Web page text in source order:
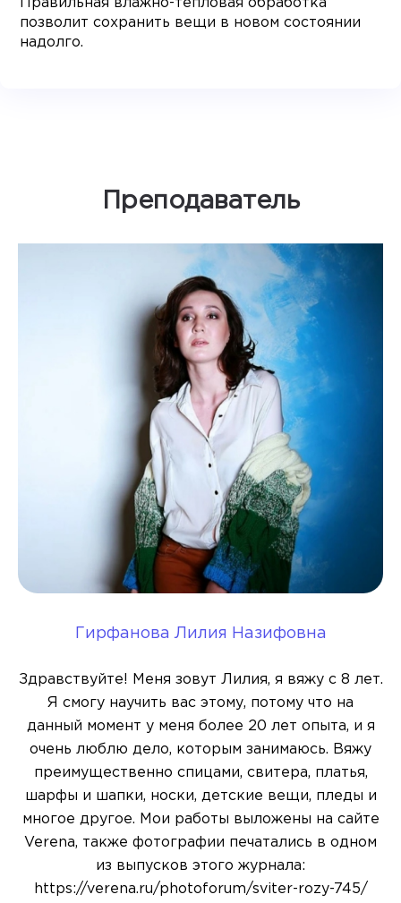
Правильная влажно-тепловая обработка
позволит сохранить вещи в новом состоянии
надолго.
Преподаватель
Гирфанова Лилия Назифовна
Здравствуйте! Меня зовут Лилия, я вяжу с 8 лет.
Я смогу научить вас этому, потому что на
данный момент у меня более 20 лет опыта, и я
очень люблю дело, которым занимаюсь. Вяжу
преимущественно спицами, свитера, платья,
шарфы и шапки, носки, детские вещи, пледы и
многое другое. Мои работы выложены на сайте
Verena, также фотографии печатались в одном
из выпусков этого журнала:
https://verena.ru/photoforum/sviter-rozy-745/